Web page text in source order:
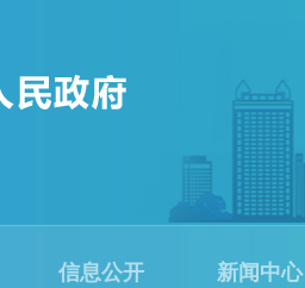
信息公开 新闻中心